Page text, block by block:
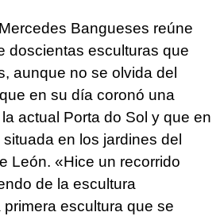
Bangueses reúne
doscientas esculturas que
aunque no se olvida del
en su día coronó una
actual Porta do Sol y que en
en los jardines del
León. «Hice un recorrido
de la escultura
escultura que se